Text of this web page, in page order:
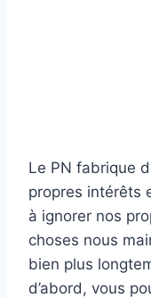
Le PN fabrique
propres intérêts
à ignorer nos
choses nous
bien plus
d’abord, vous